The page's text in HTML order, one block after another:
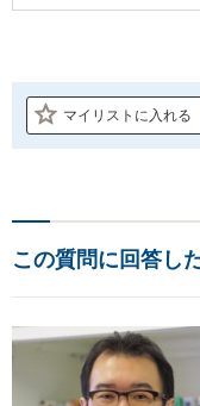
マイリストに入れる
この質問に回答し